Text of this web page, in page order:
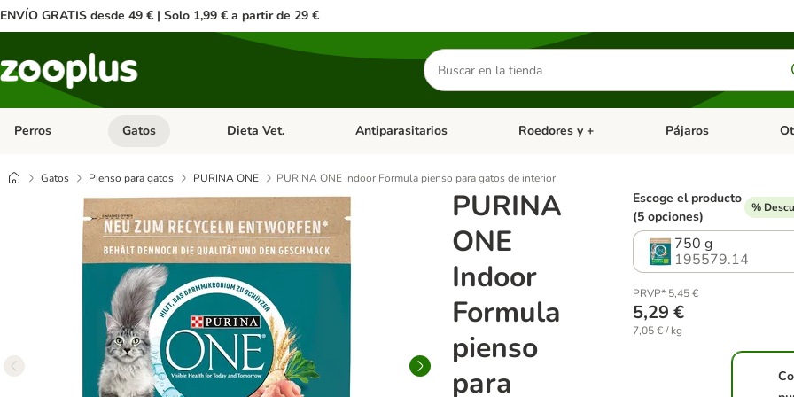
ENVÍO GRATIS desde 49 € | Solo 1,99 € a partir de 29 €
Buscar
productos
Perros Menú de categoria abierto: Perros
Gatos Menú de categoria abierto: Gatos
Dieta Vet. Menú de categoria abierto: Dieta Vet.
Antiparasitarios Menú de categoria abierto: Antiparasitarios
Roedores y + Menú de categoria
Pájaros
Gatos Pienso para gatos PURINA ONE PURINA ONE Indoor Formula pienso para gatos de interior
PURINA
ONE
Indoor
Formula
pienso
para
Escoge el producto
(5 opciones)
%
750 g
195579.14
PRVP* 5,45 €
5,29 €
7,05 € / kg